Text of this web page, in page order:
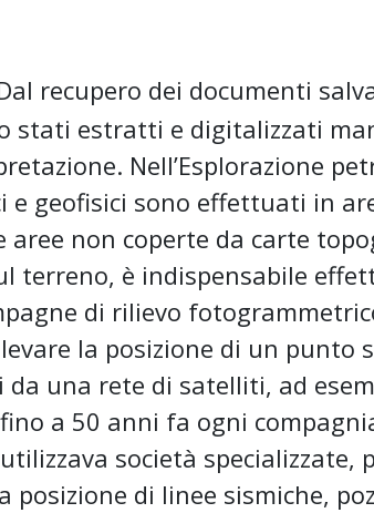
recupero dei documenti
stati estratti e digitalizzati
Nell’Esplorazione
e geofisici sono effettuati in
non coperte da carte
terreno, è indispensabile
di rilievo
la posizione di un punto
da una rete di satelliti, ad
a 50 anni fa ogni
società specializzate,
posizione di linee sismiche,